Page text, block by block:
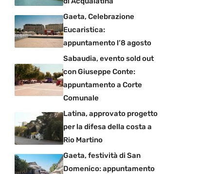
Gaeta, Celebrazione
Eucaristica:
appuntamento l’8 agosto
Sabaudia, evento sold out
con Giuseppe Conte:
appuntamento a Corte
Comunale
Latina, approvato progetto
per la difesa della costa a
Rio Martino
Gaeta, festività di San
Domenico: appuntamento